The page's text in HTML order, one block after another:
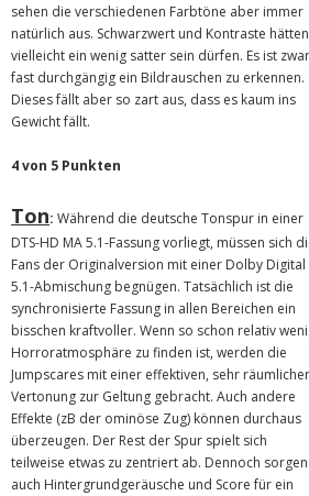
sehen die verschiedenen Farbtöne aber immer
natürlich aus. Schwarzwert und Kontraste hätten
vielleicht ein wenig satter sein dürfen. Es ist zwar
fast durchgängig ein Bildrauschen zu erkennen.
Dieses fällt aber so zart aus, dass es kaum ins
Gewicht fällt.
4 von 5 Punkten
Ton: Während die deutsche Tonspur in einer
DTS-HD MA 5.1-Fassung vorliegt, müssen sich
Fans der Originalversion mit einer Dolby Digital
5.1-Abmischung begnügen. Tatsächlich ist die
synchronisierte Fassung in allen Bereichen ein
bisschen kraftvoller. Wenn so schon relativ
Horroratmosphäre zu finden ist, werden die
Jumpscares mit einer effektiven, sehr
Vertonung zur Geltung gebracht. Auch andere
Effekte (zB der ominöse Zug) können durchaus
überzeugen. Der Rest der Spur spielt sich
teilweise etwas zu zentriert ab. Dennoch sorgen
auch Hintergrundgeräusche und Score für ein